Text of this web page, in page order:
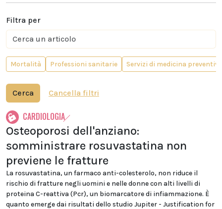
Filtra per
Mortalità Professioni sanitarie Servizi di medicina preventiva
Cerca Cancella filtri
CARDIOLOGIA
Osteoporosi dell'anziano:
somministrare rosuvastatina non
previene le fratture
La rosuvastatina, un farmaco anti-colesterolo, non riduce il
rischio di fratture negli uomini e nelle donne con alti livelli di
proteina C-reattiva (Pcr), un biomarcatore di infiammazione. È
quanto emerge dai risultati dello studio Jupiter - Justification for